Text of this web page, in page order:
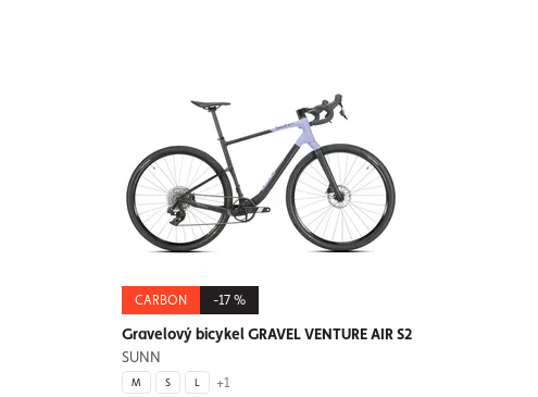
CARBON -17 %
Gravelový bicykel GRAVEL VENTURE AIR S2
SUNN
M S L +1